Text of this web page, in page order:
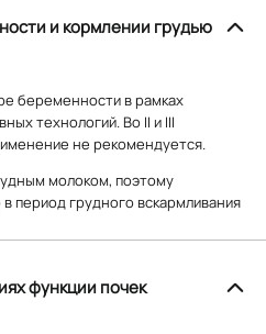
и кормлении грудью
беременности в рамках
технологий. Во II и III
не рекомендуется.
молоком, поэтому
период грудного вскармливания
функции почек